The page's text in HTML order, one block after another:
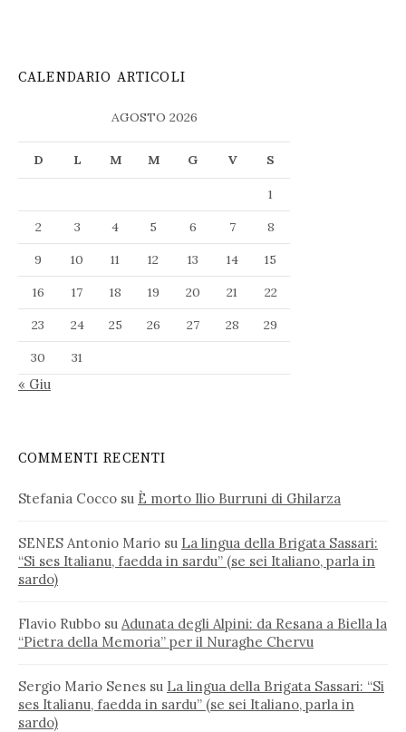
CALENDARIO ARTICOLI
AGOSTO 2026
D L M M G V S
1
2
3 4 5 6 7
8
9
10 11 12 13 14
15
16
17 18 19 20 21
22
23
24 25 26 27 28
29
30
31
« Giu
COMMENTI RECENTI
Stefania Cocco su È morto Ilio Burruni di Ghilarza
SENES Antonio Mario su La lingua della Brigata Sassari:
“Si ses Italianu, faedda in sardu” (se sei Italiano, parla in
sardo)
Flavio Rubbo su Adunata degli Alpini: da Resana a Biella la
“Pietra della Memoria” per il Nuraghe Chervu
Sergio Mario Senes su La lingua della Brigata Sassari: “Si
ses Italianu, faedda in sardu” (se sei Italiano, parla in
sardo)